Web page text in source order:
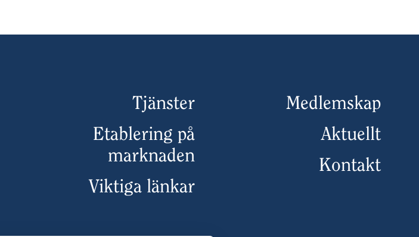
Tjänster
Etablering på
marknaden
Viktiga länkar
Medlemskap
Aktuellt
Kontakt